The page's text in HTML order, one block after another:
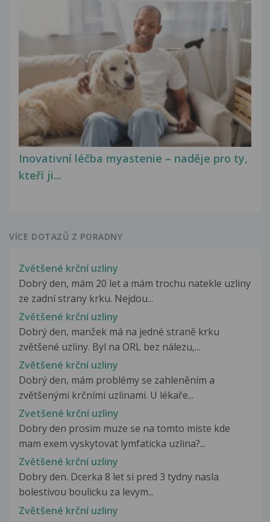
Inovativní léčba myastenie – naděje pro ty,
kteří ji...
VÍCE DOTAZŮ Z PORADNY
Zvětšené krční uzliny
Dobrý den, mám 20 let a mám trochu natekle uzliny
ze zadní strany krku. Nejdou...
Zvětšené krční uzliny
Dobrý den, manžek má na jedné straně krku
zvětšené uzliny. Byl na ORL bez nálezu,...
Zvětšené krční uzliny
Dobrý den, mám problémy se zahleněním a
zvětšenými krčními uzlinami. U lékaře...
Zvetšené krční uzliny
Dobry den prosim muze se na tomto miste kde
mam exem vyskytovat lymfaticka uzlina?...
Zvětšené krční uzliny
Dobry den. Dcerka 8 let si pred 3 tydny nasla
bolestivou boulicku za levym...
Zvětšené krční uzliny